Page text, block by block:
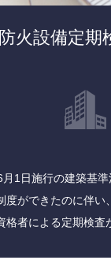
防火設備定期
1日施行の建築基
度ができたのに伴い
格者による定期検査